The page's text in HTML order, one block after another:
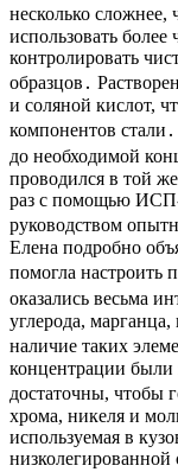
несколько
использовать
контролировать
образцов․
и соляной кислот,
компонентов
до необходимой
проводился в той
раз с помощью
руководством
Елена подробно
помогла настроить
оказались весьма
углерода,
наличие таких
концентрации были
достаточны, чтобы
хрома, никеля и
используемая в